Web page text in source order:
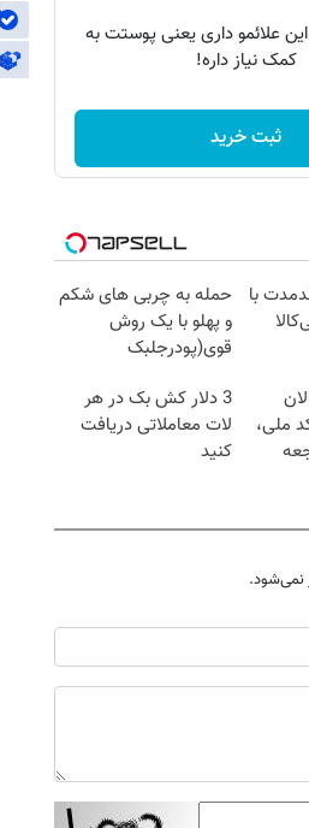
علائمو داری یعنی پوستت به
کمک نیاز داره!
ثبت خرید
با
حمله به چربی های شکم
و پهلو با یک روش
قوی(پودرجلبک
ملی،
3 دلار کش بک در هر
لات معاملاتی دریافت
کنید
نمی‌شود.